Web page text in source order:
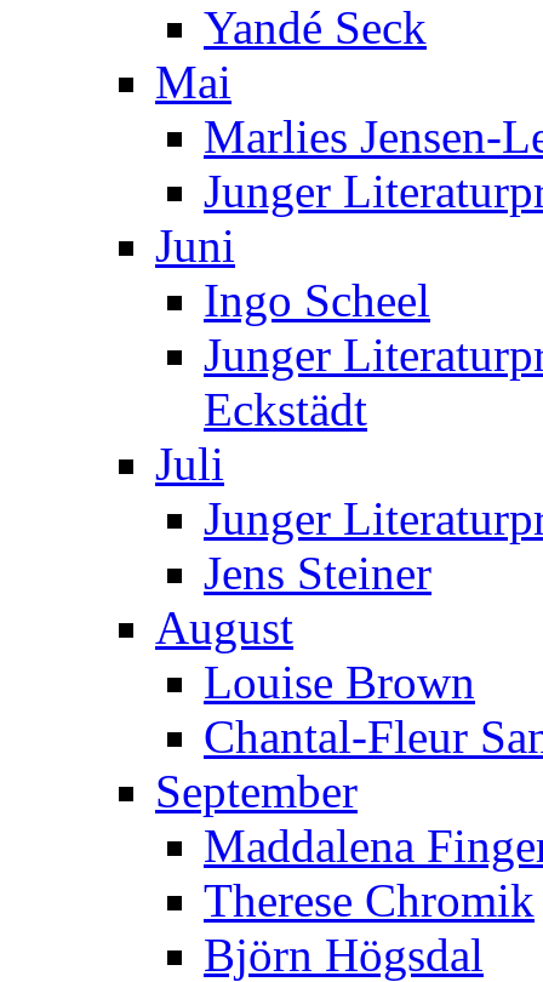
Yandé Seck
Mai
Marlies Jensen-
Junger
Juni
Ingo Scheel
Junger
Eckstädt
Juli
Junger
Jens Steiner
August
Louise Brown
Chantal-Fleur
September
Maddalena
Therese Chromik
Björn Högsdal